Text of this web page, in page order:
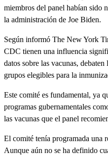
miembros del panel habían sido
la administración de Joe Biden.
Según informó The New York
CDC tienen una influencia
datos sobre las vacunas,
grupos elegibles para la
Este comité es fundamental, ya
programas gubernamentales
las vacunas que el panel
El comité tenía programada una
Aunque aún no se ha definido